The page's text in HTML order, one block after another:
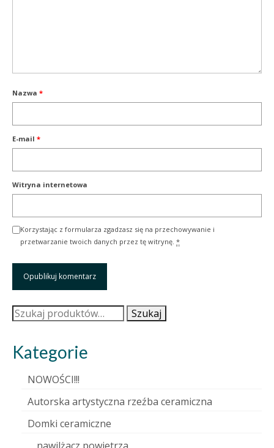
Nazwa *
E-mail *
Witryna internetowa
Korzystając z formularza zgadzasz się na przechowywanie i
przetwarzanie twoich danych przez tę witrynę. *
Szukaj: Szukaj
Kategorie
NOWOŚCI!!!
Autorska artystyczna rzeźba ceramiczna
Domki ceramiczne